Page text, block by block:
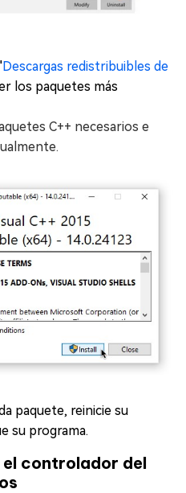
Descargas redistribuibles de
los paquetes más
C++ necesarios e
paquete, reinicie su
su programa.
controlador del